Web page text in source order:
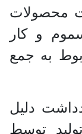
محصولات
و کار
به جمع
دلیل
توسط